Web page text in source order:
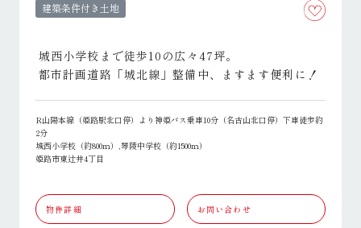
建築条件付き土地
城西小学校まで徒歩10の広々47坪。
都市計画道路「城北線」整備中、ますます便利に！
R山陽本線（姫路駅北口停）より神姫バス乗車10分（名古山北口停）下車徒歩約
2分
城西小学校（約800ｍ）,琴陵中学校（約1500ｍ）
姫路市東辻井4丁目
物件詳細 お問い合わせ